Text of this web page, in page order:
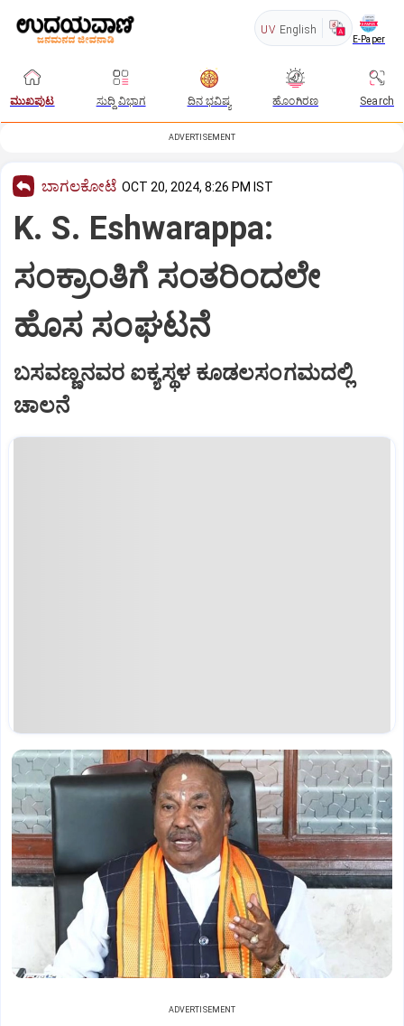
UV English
E-Paper
ಮುಖಪುಟ ಸುದ್ದಿ ವಿಭಾಗ ದಿನ ಭವಿಷ್ಯ ಹೊಂಗಿರಣ Search
ADVERTISEMENT
ಬಾಗಲಕೋಟೆ OCT 20, 2024, 8:26 PM IST
K. S. Eshwarappa:
ಸಂಕ್ರಾಂತಿಗೆ ಸಂತರಿಂದಲೇ
ಹೊಸ ಸಂಘಟನೆ
ಬಸವಣ್ಣನವರ ಐಕ್ಯಸ್ಥಳ ಕೂಡಲಸಂಗಮದಲ್ಲಿ
ಚಾಲನೆ
ADVERTISEMENT